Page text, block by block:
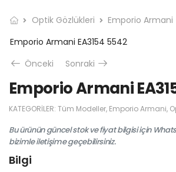
Optik Gözlükleri
Emporio Armani
Emporio Armani EA3154 5542
Önceki
Sonraki
Emporio Armani
KATEGORILER: Tüm Modeller, Emporio Armani,
Bu ürünün güncel stok ve fiyat bilgisi için
bizimle iletişime geçebilirsiniz.
Bilgi